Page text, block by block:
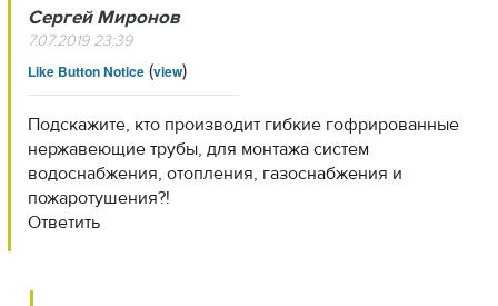
Сергей Миронов
7.07.2019 23:39
Like Button Notice(view)
Подскажите, кто производит гибкие гофрированные
нержавеющие трубы, для монтажа систем
водоснабжения, отопления, газоснабжения и
пожаротушения?!
Ответить